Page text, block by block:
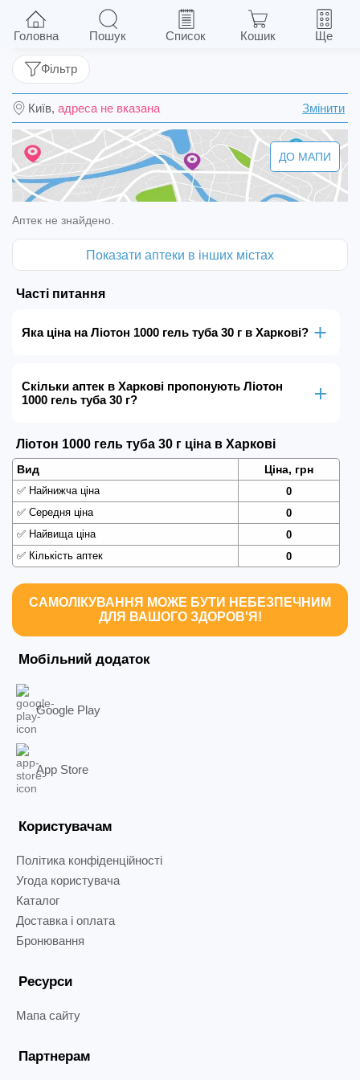
Ліотон 1000 гель туба 30 г
Київ, адреса не вказана Змінити
Фільтр
ДО МАПИ
Аптек не знайдено.
Показати аптеки в інших містах
Часті питання
Яка ціна на Ліотон 1000 гель туба 30 г в Харкові?
Скільки аптек в Харкові пропонують Ліотон
1000 гель туба 30 г?
Ліотон 1000 гель туба 30 г ціна в Харкові
Вид Ціна, грн
✅ Найнижча ціна
0
✅ Середня ціна
0
✅ Найвища ціна
0
✅ Кількість аптек 0
САМОЛІКУВАННЯ МОЖЕ БУТИ НЕБЕЗПЕЧНИМ
ДЛЯ ВАШОГО ЗДОРОВ'Я!
Мобільний додаток
Google Play
App Store
Користувачам
Політика конфіденційності
Угода користувача
Каталог
Доставка і оплата
Бронювання
Ресурси
Мапа сайту
Партнерам
Головна Пошук Список Кошик Ще